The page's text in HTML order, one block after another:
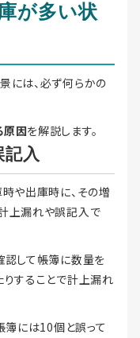
が多い状
には、必ず何らかの
原因を解説します。
入
や出庫時に、その増
上漏れや誤記入で
認して帳簿に数量を
りすることで計上漏れ
簿には10個と誤って